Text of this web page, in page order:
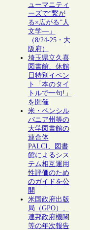
ューマニティ
ーズで“繋が
る×広がる”人
文学―」
（8/24-25・大
阪府）
埼玉県立久喜
図書館、休館
日特別イベン
ト「本のタイ
トルで一句!」
を開催
米・ペンシル
バニア州等の
大学図書館の
連合体
PALCI、図書
館によるシス
テム相互運用
性評価のため
のガイドを公
開
米国政府出版
局（GPO）、
連邦政府機関
等の年次報告